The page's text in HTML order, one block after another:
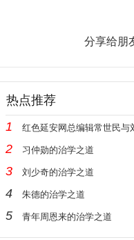
分享给朋
热点推荐
1
红色延安网总编辑常世民与
2 习仲勋的治学之道
3 刘少奇的治学之道
4 朱德的治学之道
5 青年周恩来的治学之道